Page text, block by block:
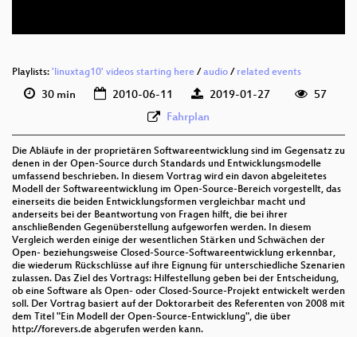
Playlists: 'linuxtag10' videos starting here / audio / related events
30 min 2010-06-11 2019-01-27
57
Fahrplan
Die Abläufe in der proprietären Softwareentwicklung sind im Gegensatz zu
denen in der Open-Source durch Standards und Entwicklungsmodelle
umfassend beschrieben. In diesem Vortrag wird ein davon abgeleitetes
Modell der Softwareentwicklung im Open-Source-Bereich vorgestellt, das
einerseits die beiden Entwicklungsformen vergleichbar macht und
anderseits bei der Beantwortung von Fragen hilft, die bei ihrer
anschließenden Gegenüberstellung aufgeworfen werden. In diesem
Vergleich werden einige der wesentlichen Stärken und Schwächen der
Open- beziehungsweise Closed-Source-Softwareentwicklung erkennbar,
die wiederum Rückschlüsse auf ihre Eignung für unterschiedliche Szenarien
zulassen. Das Ziel des Vortrags: Hilfestellung geben bei der Entscheidung,
ob eine Software als Open- oder Closed-Source-Projekt entwickelt werden
soll. Der Vortrag basiert auf der Doktorarbeit des Referenten von 2008 mit
dem Titel "Ein Modell der Open-Source-Entwicklung", die über
http://forevers.de abgerufen werden kann.